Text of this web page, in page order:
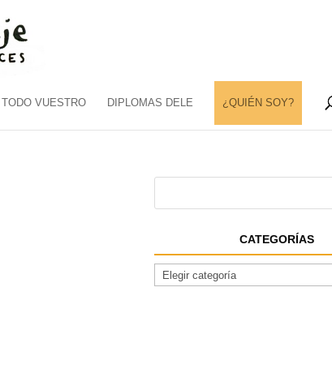
TODO VUESTRO DIPLOMAS DELE ¿QUIÉN SOY?
CATEGORÍAS